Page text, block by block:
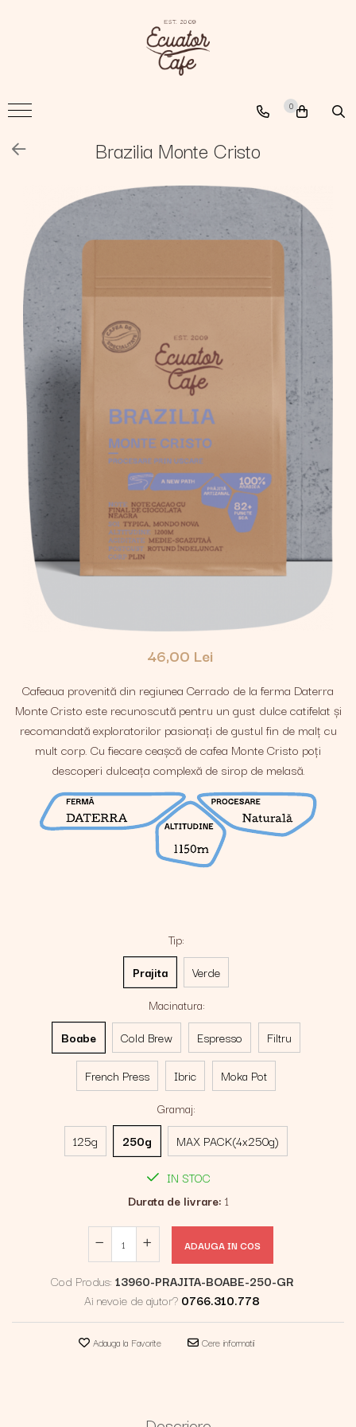
The Nomad
0
Brazilia Monte Cristo
46,00 Lei
Cafeaua provenită din regiunea Cerrado de la ferma Daterra
Monte Cristo este recunoscută pentru un gust dulce catifelat și
recomandată exploratorilor pasionați de gustul fin de malț cu
mult corp. Cu fiecare ceașcă de cafea Monte Cristo poți
descoperi dulceața complexă de sirop de melasă.
Tip:
Prajita
Verde
Macinatura:
Boabe
Cold Brew Espresso Filtru
French Press Ibric
Moka Pot
Gramaj:
125g
250g
MAX PACK(4x250g)
IN STOC
Durata de livrare: 1
ADAUGA IN COS
Cod Produs: 13960-PRAJITA-BOABE-250-GR
Ai nevoie de ajutor? 0766.310.778
Adauga la Favorite Cere informatii